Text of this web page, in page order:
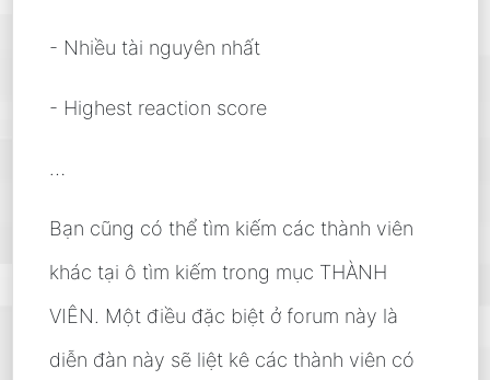
- Nhiều tài nguyên nhất
- Highest reaction score
…
Bạn cũng có thể tìm kiếm các thành viên
khác tại ô tìm kiếm trong mục THÀNH
VIÊN. Một điều đặc biệt ở forum này là
diễn đàn này sẽ liệt kê các thành viên có